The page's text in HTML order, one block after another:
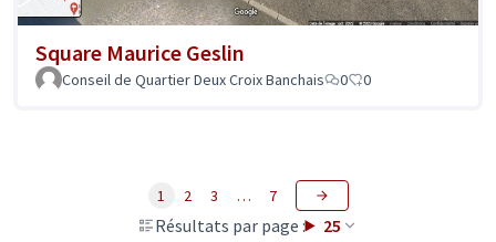
Square Maurice Geslin
Conseil de Quartier Deux Croix Banchais 0 0
Résultats par page : 25
1 2 3 … 7